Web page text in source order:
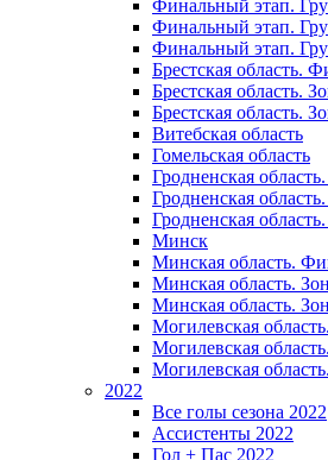
Финальный этап.
Финальный этап.
Финальный этап.
Брестская область.
Брестская область.
Брестская область.
Витебская область
Гомельская область
Гродненская
Гродненская
Гродненская
Минск
Минская область.
Минская область.
Минская область.
Могилевская
Могилевская
Могилевская
2022
Все голы сезона 2022
Ассистенты 2022
Гол + Пас 2022